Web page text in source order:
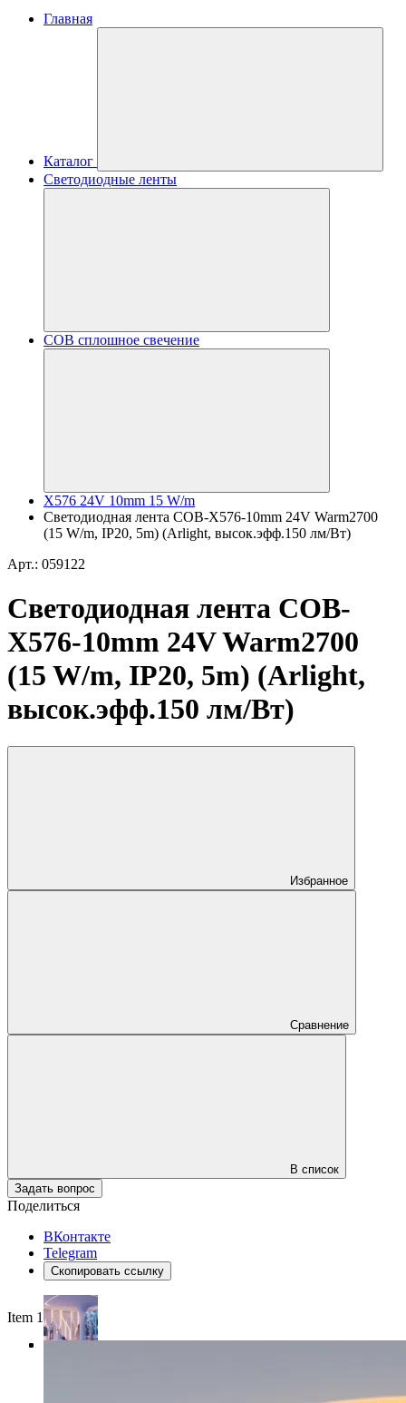
Главная
Каталог
Светодиодные ленты
COB сплошное свечение
X576 24V 10mm 15 W/m
Светодиодная лента COB-X576-10mm 24V Warm2700
(15 W/m, IP20, 5m) (Arlight, высок.эфф.150 лм/Вт)
Арт.: 059122
Светодиодная лента COB-
X576-10mm 24V Warm2700
(15 W/m, IP20, 5m) (Arlight,
высок.эфф.150 лм/Вт)
Избранное
Сравнение
В список
Задать вопрос
Поделиться
ВКонтакте
Telegram
Скопировать ссылку
Item 1 of 4